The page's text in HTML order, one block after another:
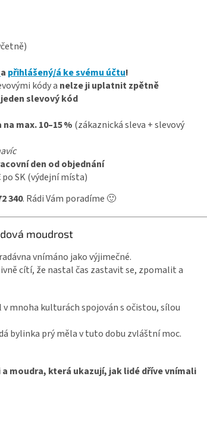
a přihlášený/á ke svému účtu!
kódy a nelze ji uplatnit zpětně
slevový kód
max. 10–15 % (zákaznická sleva + slevový
den od objednání
SK (výdejní místa)
340. Rádi Vám poradíme 🙂
moudrost
vnímáno jako výjimečné.
cítí, že nastal čas zastavit se, zpomalit a
mnoha kulturách spojován s očistou, sílou
bylinka prý měla v tuto dobu zvláštní moc.
moudra, která ukazují, jak lidé dříve vnímali